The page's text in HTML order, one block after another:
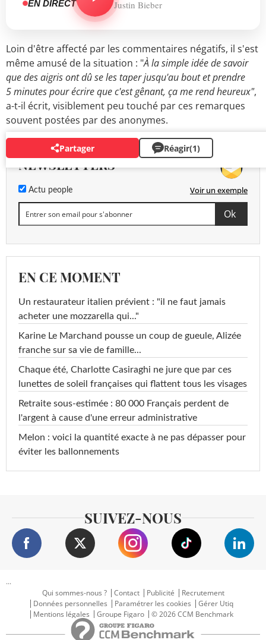
EN DIRECT Justin Bieber
Loin d'être affecté par les commentaires négatifs, il s'est
même amusé de la situation : "À la simple idée de savoir
que des aigris ont dû se les taper jusqu'au bout et prendre
5 minutes pour écrire que c'est gênant, ça me rend heureux",
a-t-il écrit, visiblement peu touché par ces remarques
souvent postées par des anonymes.
Partager Réagir(1)
NEWSLETTERS
Actu people Voir un exemple
EN CE MOMENT
Un restaurateur italien prévient : "il ne faut jamais
acheter une mozzarella qui..."
Karine Le Marchand pousse un coup de gueule, Alizée
franche sur sa vie de famille...
Chaque été, Charlotte Casiraghi ne jure que par ces
lunettes de soleil françaises qui flattent tous les visages
Retraite sous-estimée : 80 000 Français perdent de
l'argent à cause d'une erreur administrative
Melon : voici la quantité exacte à ne pas dépasser pour
éviter les ballonnements
SUIVEZ-NOUS
...
Qui sommes-nous ?
Contact Publicité
Recrutement
Données personnelles
Paramétrer les cookies
Gérer Utiq
Mentions légales
Groupe Figaro © 2026 CCM Benchmark